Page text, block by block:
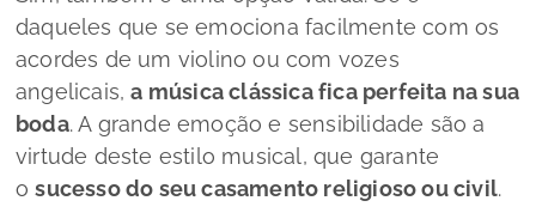
daqueles que se emociona facilmente com os
acordes de um violino ou com vozes
angelicais,a música clássica fica perfeita na sua
boda. A grande emoção e sensibilidade são a
virtude deste estilo musical, que garante
osucesso do seu casamento religioso ou civil.